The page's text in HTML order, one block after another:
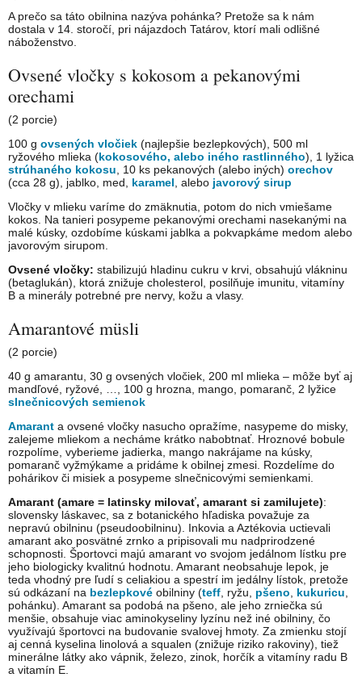
A prečo sa táto obilnina nazýva pohánka? Pretože sa k nám
dostala v 14. storočí, pri nájazdoch Tatárov, ktorí mali odlišné
náboženstvo.
Ovsené vločky s kokosom a pekanovými
orechami
(2 porcie)
100 g ovsených vločiek (najlepšie bezlepkových), 500 ml
ryžového mlieka (kokosového, alebo iného rastlinného), 1 lyžica
strúhaného kokosu, 10 ks pekanových (alebo iných) orechov
(cca 28 g), jablko, med, karamel, alebo javorový sirup
Vločky v mlieku varíme do zmäknutia, potom do nich vmiešame
kokos. Na tanieri posypeme pekanovými orechami nasekanými na
malé kúsky, ozdobíme kúskami jablka a pokvapkáme medom alebo
javorovým sirupom.
Ovsené vločky: stabilizujú hladinu cukru v krvi, obsahujú vlákninu
(betaglukán), ktorá znižuje cholesterol, posilňuje imunitu, vitamíny
B a minerály potrebné pre nervy, kožu a vlasy.
Amarantové müsli
(2 porcie)
40 g amarantu, 30 g ovsených vločiek, 200 ml mlieka – môže byť aj
mandľové, ryžové, …, 100 g hrozna, mango, pomaranč, 2 lyžice
slnečnicových semienok
Amarant a ovsené vločky nasucho opražíme, nasypeme do misky,
zalejeme mliekom a necháme krátko nabobtnať. Hroznové bobule
rozpolíme, vyberieme jadierka, mango nakrájame na kúsky,
pomaranč vyžmýkame a pridáme k obilnej zmesi. Rozdelíme do
pohárikov či misiek a posypeme slnečnicovými semienkami.
Amarant (amare = latinsky milovať, amarant si zamilujete):
slovensky láskavec, sa z botanického hľadiska považuje za
nepravú obilninu (pseudoobilninu). Inkovia a Aztékovia uctievali
amarant ako posvätné zrnko a pripisovali mu nadprirodzené
schopnosti. Športovci majú amarant vo svojom jedálnom lístku pre
jeho biologicky kvalitnú hodnotu. Amarant neobsahuje lepok, je
teda vhodný pre ľudí s celiakiou a spestrí im jedálny lístok, pretože
sú odkázaní na bezlepkové obilniny (teff, ryžu, pšeno, kukuricu,
pohánku). Amarant sa podobá na pšeno, ale jeho zrniečka sú
menšie, obsahuje viac aminokyseliny lyzínu než iné obilniny, čo
využívajú športovci na budovanie svalovej hmoty. Za zmienku stojí
aj cenná kyselina linolová a squalen (znižuje riziko rakoviny), tiež
minerálne látky ako vápnik, železo, zinok, horčík a vitamíny radu B
a vitamín E.